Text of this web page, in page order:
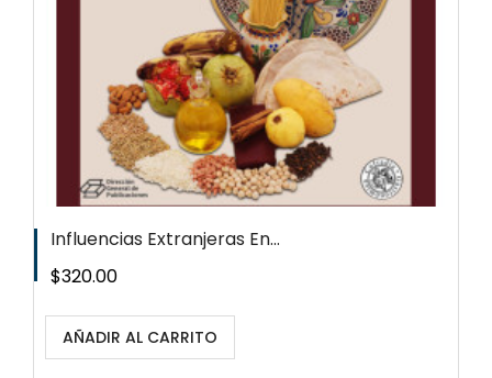
Influencias Extranjeras En...
Precio
$320.00
AÑADIR AL CARRITO